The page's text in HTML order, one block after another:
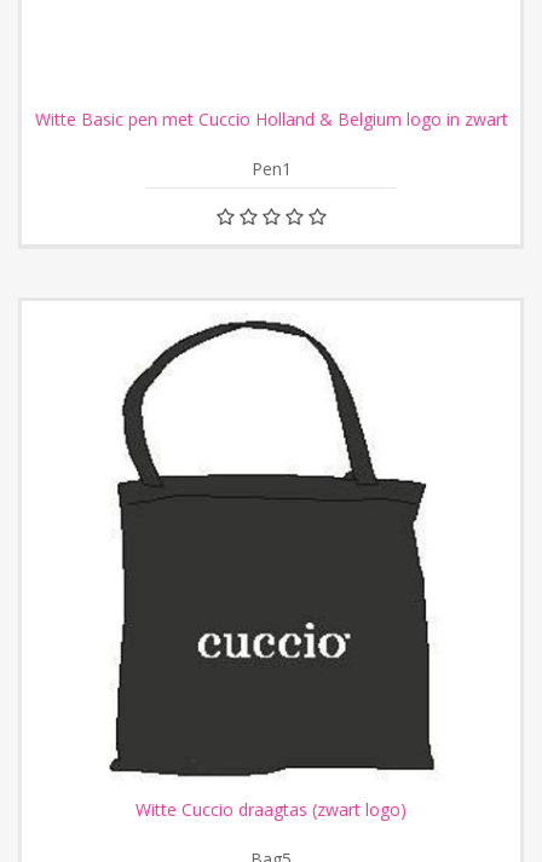
Witte Basic pen met Cuccio Holland & Belgium logo in zwart
Pen1
Witte Cuccio draagtas (zwart logo)